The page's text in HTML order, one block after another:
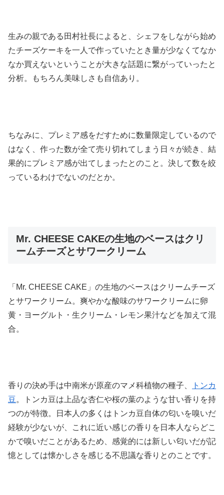
生みの親である田村社長によると、シェフをしながら始め
たチーズケーキを一人で作っていたとき量が少なくてなか
なか買えないということが大きな話題に繋がっていったと
分析。もちろん美味しさも自信あり。
ちなみに、プレミア感をだすために数量限定しているので
はなく、作った数が全て売り切れてしまう日々が続き、結
果的にプレミア感が出てしまったとのこと。決して数を絞
っているわけでないのだとか。
Mr. CHEESE CAKEの生地のベースはクリ
ームチーズとサワークリーム
「Mr. CHEESE CAKE」の生地のベースはクリームチーズ
とサワークリーム。爽やかな酸味のサワークリームに卵
黄・ヨーグルト・生クリーム・レモン果汁などを加えて混
合。
香りの決め手は中南米が原産のマメ科植物の種子、
トンカ
豆。トンカ豆は上品な杏仁や桜の葉のような甘い香りを持
つのが特徴。日本人の多くはトンカ豆自体の匂いを嗅いだ
経験が少ないが、これに近い感じの香りを日本人ならどこ
かで嗅いだことがあるため、感覚的には新しい匂いだが記
憶としては懐かしさを感じる不思議な香りとのことです。